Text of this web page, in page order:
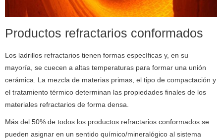
Productos refractarios conformados
Los ladrillos refractarios tienen formas específicas y, en su
mayoría, se cuecen a altas temperaturas para formar una unión
cerámica.
La mezcla de materias primas, el tipo de compactación y
el tratamiento térmico determinan las propiedades finales de los
materiales refractarios de forma densa.
Más del 50% de todos los productos refractarios conformados se
pueden asignar en un sentido químico/mineralógico al sistema